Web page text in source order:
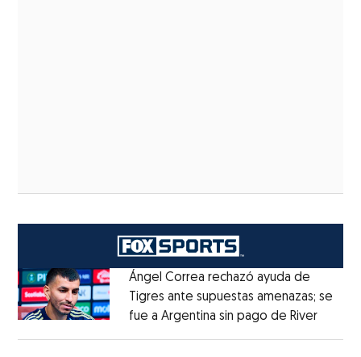
Ángel Correa rechazó ayuda de
Tigres ante supuestas amenazas; se
fue a Argentina sin pago de RiverOpens